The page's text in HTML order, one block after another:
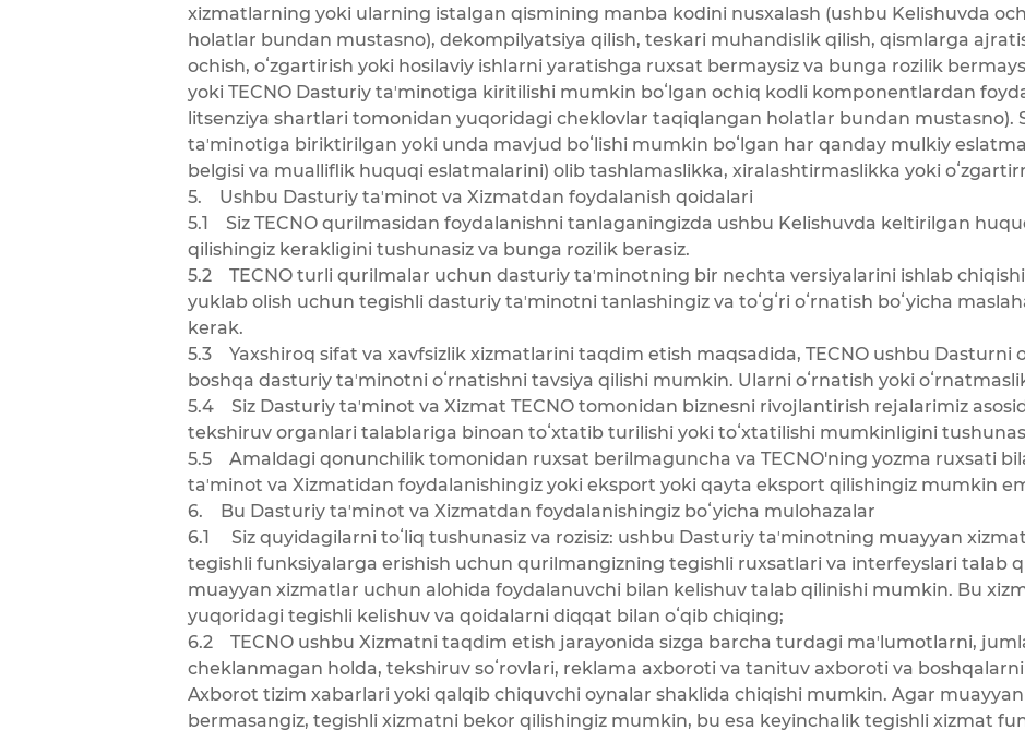
xizmatlarning yoki ularning istalgan qismining manba kodini nusxalash (ushbu Kelishuvda
holatlar bundan mustasno), dekompilyatsiya qilish, teskari muhandislik qilish, qismlarga
ochish, oʻzgartirish yoki hosilaviy ishlarni yaratishga ruxsat bermaysiz va bunga rozilik
yoki TECNO Dasturiy taʼminotiga kiritilishi mumkin boʻlgan ochiq kodli komponentlardan
litsenziya shartlari tomonidan yuqoridagi cheklovlar taqiqlangan holatlar bundan mustasno).
taʼminotiga biriktirilgan yoki unda mavjud boʻlishi mumkin boʻlgan har qanday mulkiy
belgisi va mualliflik huquqi eslatmalarini) olib tashlamaslikka, xiralashtirmaslikka yoki
5. Ushbu Dasturiy taʼminot va Xizmatdan foydalanish qoidalari
5.1 Siz TECNO qurilmasidan foydalanishni tanlaganingizda ushbu Kelishuvda keltirilgan
qilishingiz kerakligini tushunasiz va bunga rozilik berasiz.
5.2 TECNO turli qurilmalar uchun dasturiy taʼminotning bir nechta versiyalarini ishlab
yuklab olish uchun tegishli dasturiy taʼminotni tanlashingiz va toʻgʻri oʻrnatish boʻyicha
kerak.
5.3 Yaxshiroq sifat va xavfsizlik xizmatlarini taqdim etish maqsadida, TECNO ushbu Dasturni
boshqa dasturiy taʼminotni oʻrnatishni tavsiya qilishi mumkin. Ularni oʻrnatish yoki
5.4 Siz Dasturiy taʼminot va Xizmat TECNO tomonidan biznesni rivojlantirish rejalarimiz
tekshiruv organlari talablariga binoan toʻxtatib turilishi yoki toʻxtatilishi mumkinligini
5.5 Amaldagi qonunchilik tomonidan ruxsat berilmaguncha va TECNO'ning yozma ruxsati
taʼminot va Xizmatidan foydalanishingiz yoki eksport yoki qayta eksport qilishingiz mumkin
6. Bu Dasturiy taʼminot va Xizmatdan foydalanishingiz boʻyicha mulohazalar
6.1 Siz quyidagilarni toʻliq tushunasiz va rozisiz: ushbu Dasturiy taʼminotning muayyan
tegishli funksiyalarga erishish uchun qurilmangizning tegishli ruxsatlari va interfeyslari talab
muayyan xizmatlar uchun alohida foydalanuvchi bilan kelishuv talab qilinishi mumkin. Bu
yuqoridagi tegishli kelishuv va qoidalarni diqqat bilan oʻqib chiqing;
6.2 TECNO ushbu Xizmatni taqdim etish jarayonida sizga barcha turdagi maʼlumotlarni,
cheklanmagan holda, tekshiruv soʻrovlari, reklama axboroti va tanituv axboroti va
Axborot tizim xabarlari yoki qalqib chiquvchi oynalar shaklida chiqishi mumkin. Agar
bermasangiz, tegishli xizmatni bekor qilishingiz mumkin, bu esa keyinchalik tegishli xizmat